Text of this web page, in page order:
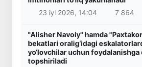
23 iyl 2026, 14:04
7 864
"Alisher Navoiy" hamda
bekatlari oralig‘idagi
yo‘lovchilar uchun foydalanishga
topshiriladi